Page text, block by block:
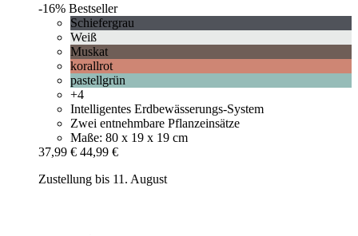
-16% Bestseller
Schiefergrau
Weiß
Muskat
korallrot
pastellgrün
+4
Intelligentes Erdbewässerungs-System
Zwei entnehmbare Pflanzeinsätze
Maße: 80 x 19 x 19 cm
37,99 € 44,99 €
Zustellung bis 11. August